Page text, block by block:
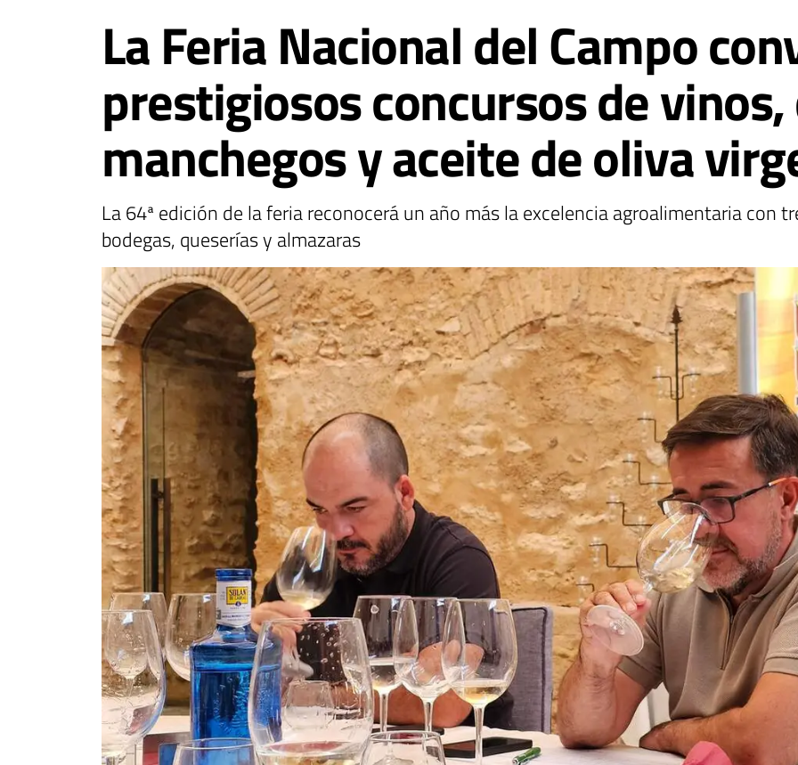
La Feria Nacional del Campo
prestigiosos concursos de
manchegos y aceite de oliva
La 64ª edición de la feria reconocerá un año más la excelencia agroalimentaria con
bodegas, queserías y almazaras